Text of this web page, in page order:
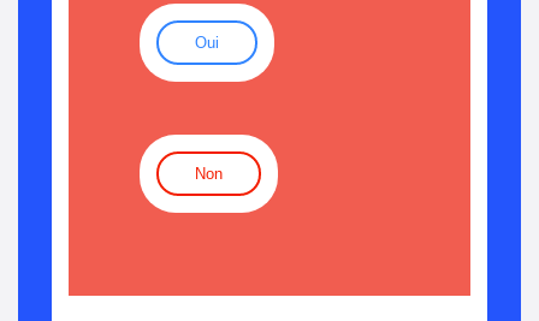
Oui
Non